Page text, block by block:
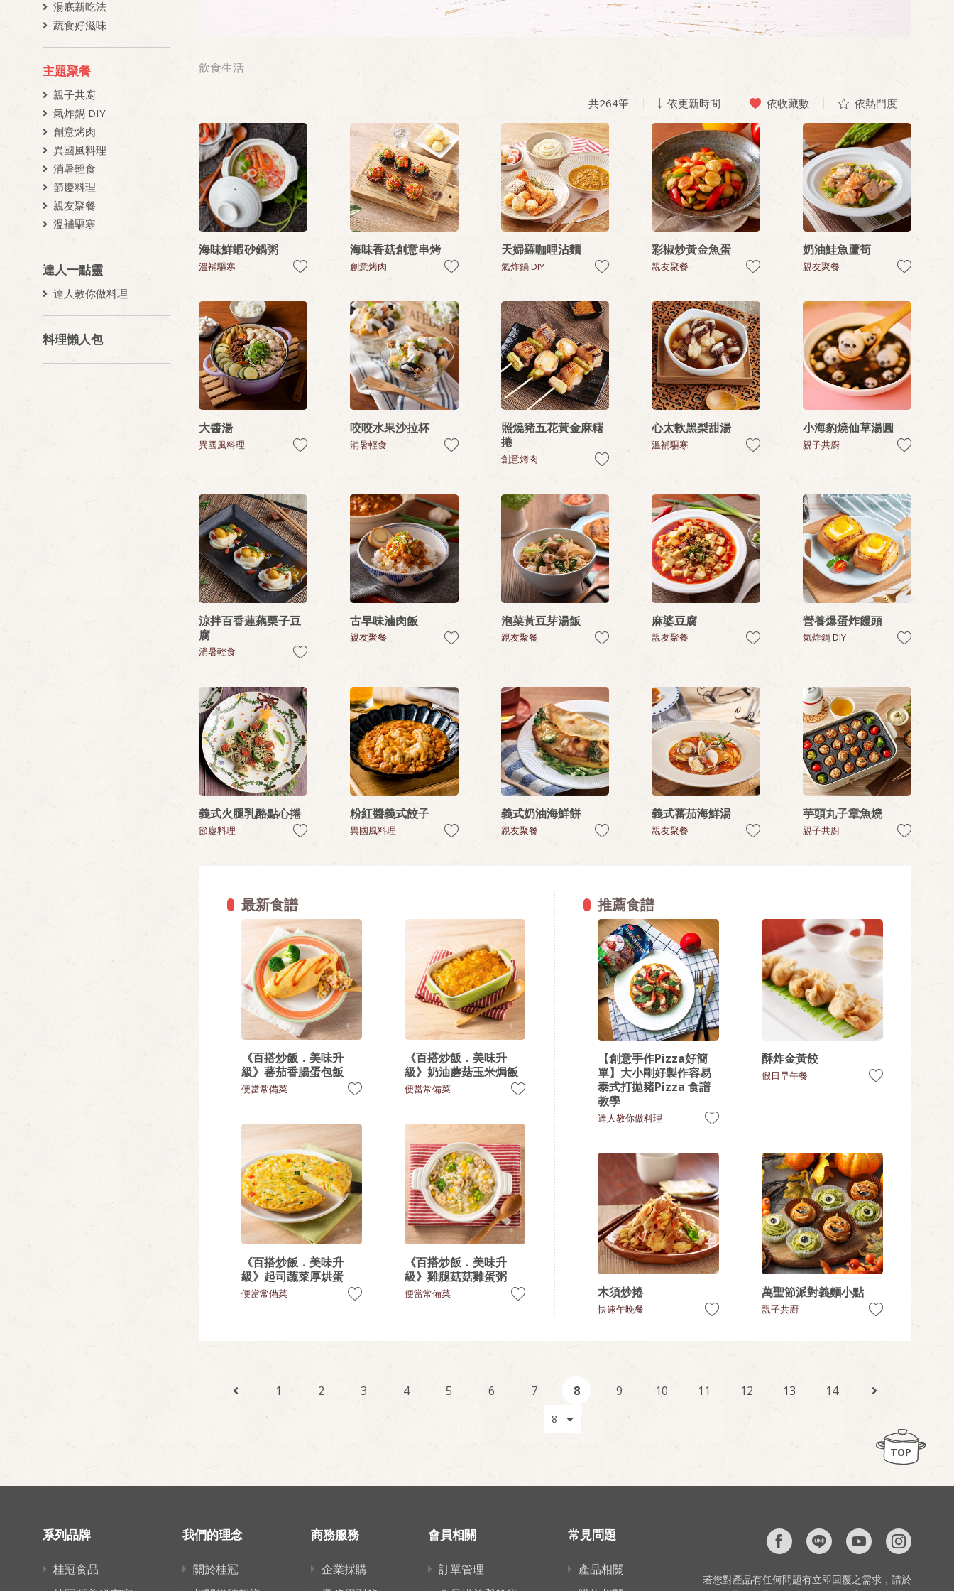
湯底新吃法
蔬食好滋味
主題聚餐
親子共廚
氣炸鍋 DIY
創意烤肉
異國風料理
消暑輕食
節慶料理
親友聚餐
溫補驅寒
達人一點靈
達人教你做料理
料理懶人包
飲食生活
共264筆 依更新時間 依收藏數 依熱門度
海味鮮蝦砂鍋粥
溫補驅寒
海味香菇創意串烤
創意烤肉
天婦羅咖哩沾麵
氣炸鍋 DIY
彩椒炒黃金魚蛋
親友聚餐
奶油鮭魚蘆筍
親友聚餐
大醬湯
異國風料理
咬咬水果沙拉杯
消暑輕食
照燒豬五花黃金麻糬
捲
創意烤肉
心太軟黑梨甜湯
溫補驅寒
小海豹燒仙草湯圓
親子共廚
涼拌百香蓮藕栗子豆
腐
消暑輕食
古早味滷肉飯
親友聚餐
泡菜黃豆芽湯飯
親友聚餐
麻婆豆腐
親友聚餐
營養爆蛋炸饅頭
氣炸鍋 DIY
義式火腿乳酪點心捲
節慶料理
粉紅醬義式餃子
異國風料理
義式奶油海鮮餅
親友聚餐
義式蕃茄海鮮湯
親友聚餐
芋頭丸子章魚燒
親子共廚
最新食譜
《百搭炒飯．美味升
級》蕃茄香腸蛋包飯
便當常備菜
《百搭炒飯．美味升
級》奶油蘑菇玉米焗飯
便當常備菜
《百搭炒飯．美味升
級》起司蔬菜厚烘蛋
便當常備菜
《百搭炒飯．美味升
級》雞腿菇菇雞蛋粥
便當常備菜
推薦食譜
【創意手作Pizza好簡
單】大小剛好製作容易
泰式打拋豬Pizza 食譜
教學
達人教你做料理
酥炸金黃餃
假日早午餐
木須炒捲
快速午晚餐
萬聖節派對義麵小點
親子共廚
1 2 3 4 5 6 7 8 9 10 11 12 13 14
TOP
系列品牌
桂冠食品
我們的理念
關於桂冠
商務服務
企業採購
會員相關
訂單管理
常見問題
產品相關
若您對產品有任何問題有立即回覆之需求，請於